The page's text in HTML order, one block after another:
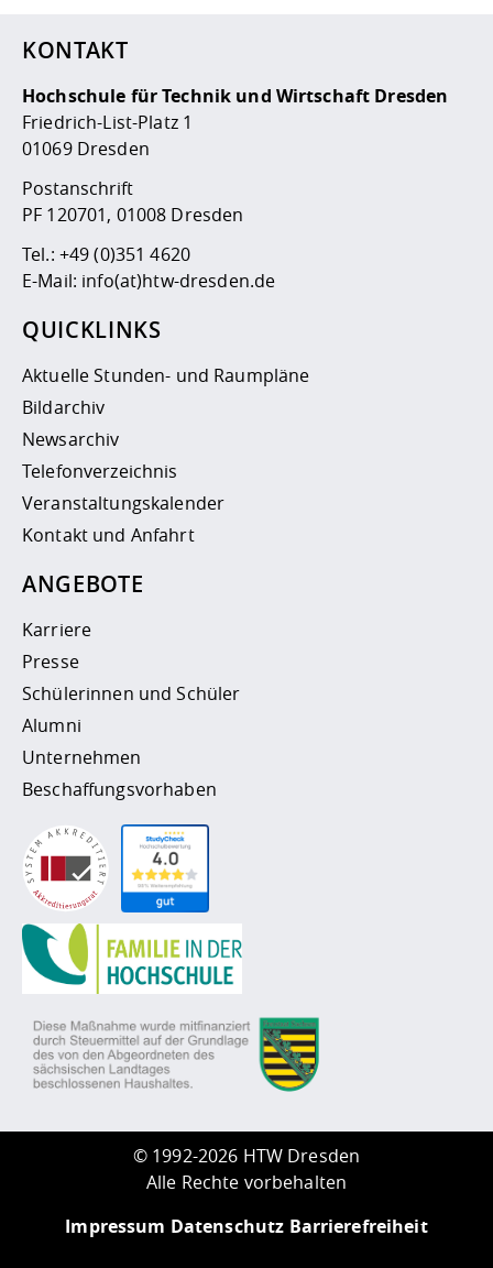
KONTAKT
Hochschule für Technik und Wirtschaft Dresden
Friedrich-List-Platz 1
01069 Dresden
Postanschrift
PF 120701, 01008 Dresden
Tel.: +49 (0)351 4620
E-Mail: info(at)htw-dresden.de
QUICKLINKS
Aktuelle Stunden- und Raumpläne
Bildarchiv
Newsarchiv
Telefonverzeichnis
Veranstaltungskalender
Kontakt und Anfahrt
ANGEBOTE
Karriere
Presse
Schülerinnen und Schüler
Alumni
Unternehmen
Beschaffungsvorhaben
© 1992-2026 HTW Dresden
Alle Rechte vorbehalten
Impressum Datenschutz Barrierefreiheit